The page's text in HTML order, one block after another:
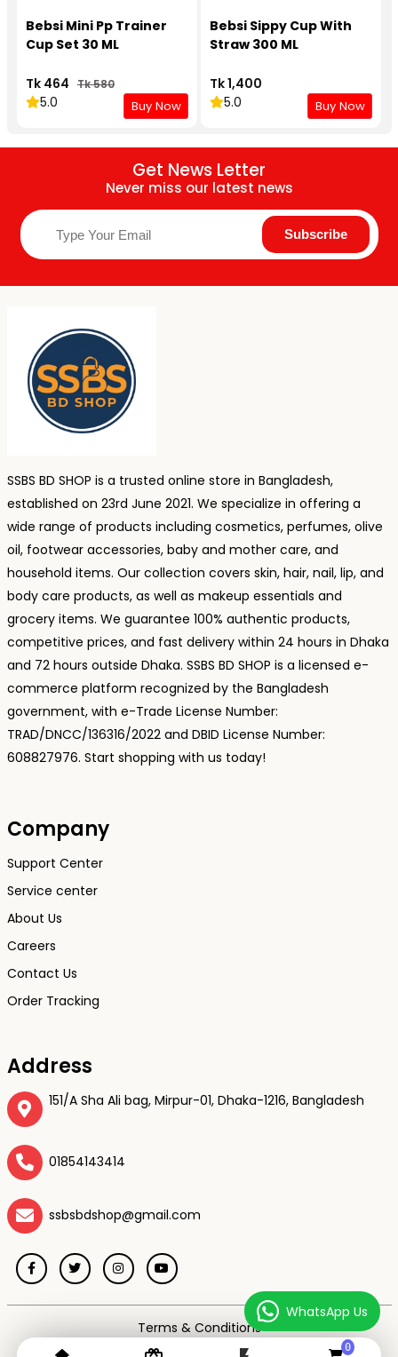
Bebsi Mini Pp Trainer
Cup Set 30 ML
Tk 464 Tk 580
5.0 Buy Now
Bebsi Sippy Cup With
Straw 300 ML
Tk 1,400
5.0
Buy Now
0
Get News Letter
Never miss our latest news
SSBS BD SHOP is a trusted online store in Bangladesh,
established on 23rd June 2021. We specialize in offering a
wide range of products including cosmetics, perfumes, olive
oil, footwear accessories, baby and mother care, and
household items. Our collection covers skin, hair, nail, lip, and
body care products, as well as makeup essentials and
grocery items. We guarantee 100% authentic products,
competitive prices, and fast delivery within 24 hours in Dhaka
and 72 hours outside Dhaka. SSBS BD SHOP is a licensed e-
commerce platform recognized by the Bangladesh
government, with e-Trade License Number:
TRAD/DNCC/136316/2022 and DBID License Number:
608827976. Start shopping with us today!
Company
Support Center
Service center
About Us
Careers
Contact Us
Order Tracking
Address
151/A Sha Ali bag, Mirpur-01, Dhaka-1216, Bangladesh
01854143414
ssbsbdshop@gmail.com
Terms & Conditions
Privacy Policy
WhatsApp Us